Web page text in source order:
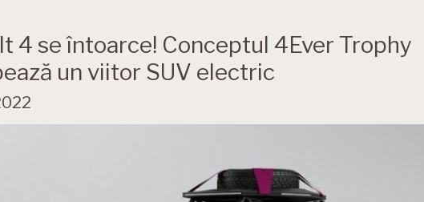
4 se întoarce! Conceptul 4Ever Trophy
un viitor SUV electric